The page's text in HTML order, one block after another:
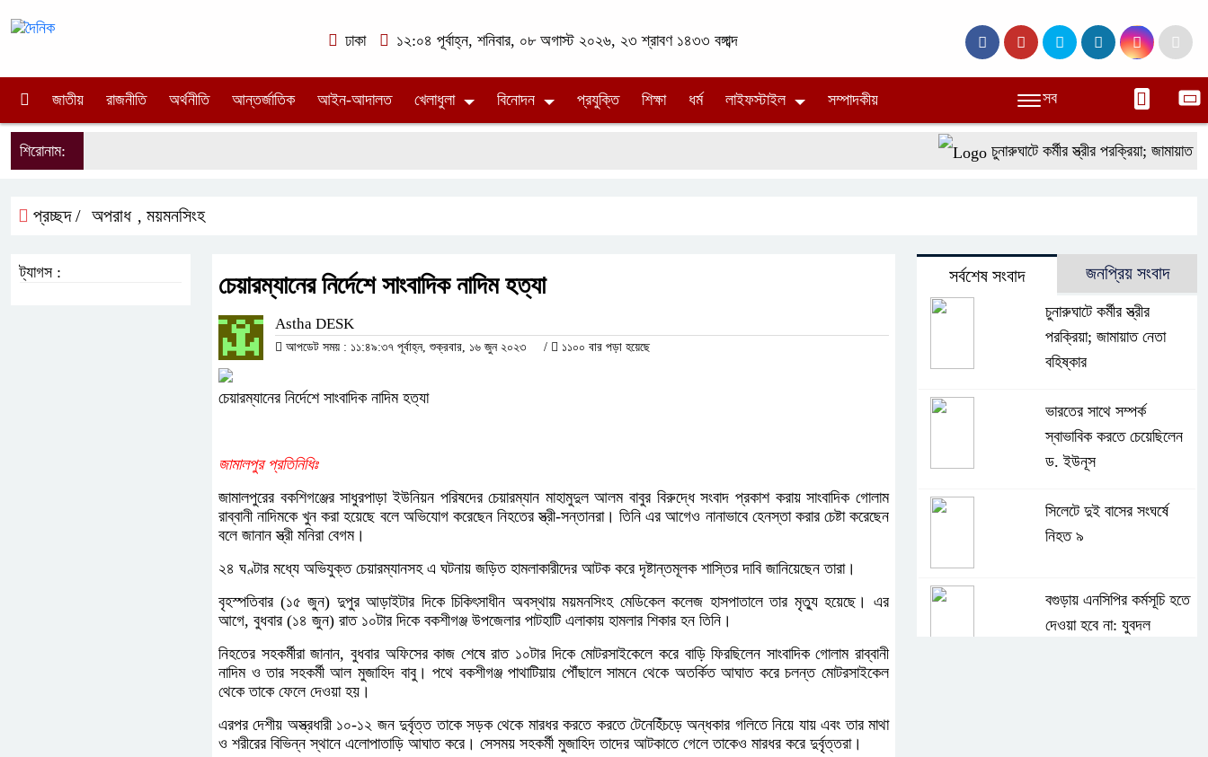
ঢাকা ১২:০৪ পূর্বাহ্ন, শনিবার, ০৮ অগাস্ট ২০২৬, ২৩ শ্রাবণ ১৪৩৩ বঙ্গাব্দ
জাতীয় রাজনীতি অর্থনীতি আন্তর্জাতিক আইন-আদালত খেলাধুলা বিনোদন প্রযুক্তি শিক্ষা ধর্ম লাইফস্টাইল সম্পাদকীয় সব
শিরোনাম: চুনারুঘাটে কর্মীর স্ত্রীর পরক্রিয়া; জামায়াত নেতা
প্রচ্ছদ / অপরাধ , ময়মনসিংহ
চেয়ারম্যানের নির্দেশে সাংবাদিক নাদিম হত্যা
Astha DESK
আপডেট সময় : ১১:৪৯:৩৭ পূর্বাহ্ন, শুক্রবার, ১৬ জুন ২০২৩ / ১১০০ বার পড়া হয়েছে
চেয়ারম্যানের নির্দেশে সাংবাদিক নাদিম হত্যা
জামালপুর প্রতিনিধিঃ
জামালপুরের বকশিগঞ্জের সাধুরপাড়া ইউনিয়ন পরিষদের চেয়ারম্যান মাহামুদুল আলম বাবুর বিরুদ্ধে সংবাদ প্রকাশ করায় সাংবাদিক গোলাম
রাব্বানী নাদিমকে খুন করা হয়েছে বলে অভিযোগ করেছেন নিহতের স্ত্রী-সন্তানরা। তিনি এর আগেও নানাভাবে হেনস্তা করার চেষ্টা করেছেন
বলে জানান স্ত্রী মনিরা বেগম।
২৪ ঘণ্টার মধ্যে অভিযুক্ত চেয়ারম্যানসহ এ ঘটনায় জড়িত হামলাকারীদের আটক করে দৃষ্টান্তমূলক শাস্তির দাবি জানিয়েছেন তারা।
বৃহস্পতিবার (১৫ জুন) দুপুর আড়াইটার দিকে চিকিৎসাধীন অবস্থায় ময়মনসিংহ মেডিকেল কলেজ হাসপাতালে তার মৃত্যু হয়েছে। এর
আগে, বুধবার (১৪ জুন) রাত ১০টার দিকে বকশীগঞ্জ উপজেলার পাটহাটি এলাকায় হামলার শিকার হন তিনি।
নিহতের সহকর্মীরা জানান, বুধবার অফিসের কাজ শেষে রাত ১০টার দিকে মোটরসাইকেলে করে বাড়ি ফিরছিলেন সাংবাদিক গোলাম রাব্বানী
নাদিম ও তার সহকর্মী আল মুজাহিদ বাবু। পথে বকশীগঞ্জ পাথাটিয়ায় পৌঁছালে সামনে থেকে অতর্কিত আঘাত করে চলন্ত মোটরসাইকেল
থেকে তাকে ফেলে দেওয়া হয়।
এরপর দেশীয় অস্ত্রধারী ১০-১২ জন দুর্বৃত্ত তাকে সড়ক থেকে মারধর করতে করতে টেনেহিঁচড়ে অন্ধকার গলিতে নিয়ে যায় এবং তার মাথা
ও শরীরের বিভিন্ন স্থানে এলোপাতাড়ি আঘাত করে। সেসময় সহকর্মী মুজাহিদ তাদের আটকাতে গেলে তাকেও মারধর করে দুর্বৃত্তরা।
ট্যাগস : সর্বশেষ সংবাদ জনপ্রিয় সংবাদ
চুনারুঘাটে কর্মীর স্ত্রীর
পরক্রিয়া; জামায়াত নেতা
বহিষ্কার
ভারতের সাথে সম্পর্ক
স্বাভাবিক করতে চেয়েছিলেন
ড. ইউনূস
সিলেটে দুই বাসের সংঘর্ষে
নিহত ৯
বগুড়ায় এনসিপির কর্মসূচি হতে
দেওয়া হবে না: যুবদল